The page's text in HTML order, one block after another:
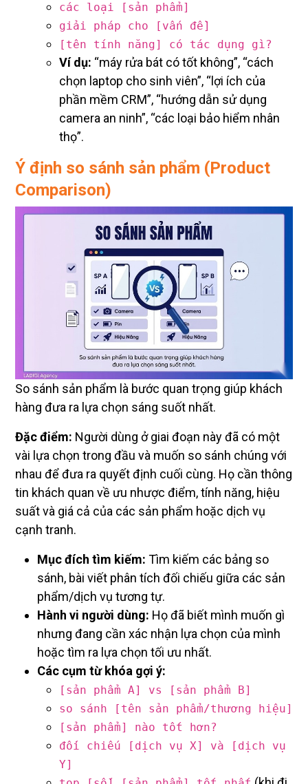
các loại [sản phẩm]
giải pháp cho [vấn đề]
[tên tính năng] có tác dụng gì?
Ví dụ: “máy rửa bát có tốt không”, “cách
chọn laptop cho sinh viên”, “lợi ích của
phần mềm CRM”, “hướng dẫn sử dụng
camera an ninh”, “các loại bảo hiểm nhân
thọ”.
Ý định so sánh sản phẩm (Product
Comparison)
So sánh sản phẩm là bước quan trọng giúp khách
hàng đưa ra lựa chọn sáng suốt nhất.
Đặc điểm: Người dùng ở giai đoạn này đã có một
vài lựa chọn trong đầu và muốn so sánh chúng với
nhau để đưa ra quyết định cuối cùng. Họ cần thông
tin khách quan về ưu nhược điểm, tính năng, hiệu
suất và giá cả của các sản phẩm hoặc dịch vụ
cạnh tranh.
Mục đích tìm kiếm: Tìm kiếm các bảng so
sánh, bài viết phân tích đối chiếu giữa các sản
phẩm/dịch vụ tương tự.
Hành vi người dùng: Họ đã biết mình muốn gì
nhưng đang cần xác nhận lựa chọn của mình
hoặc tìm ra lựa chọn tối ưu nhất.
Các cụm từ khóa gợi ý:
[sản phẩm A] vs [sản phẩm B]
so sánh [tên sản phẩm/thương hiệu]
[sản phẩm] nào tốt hơn?
đối chiếu [dịch vụ X] và [dịch vụ
Y]